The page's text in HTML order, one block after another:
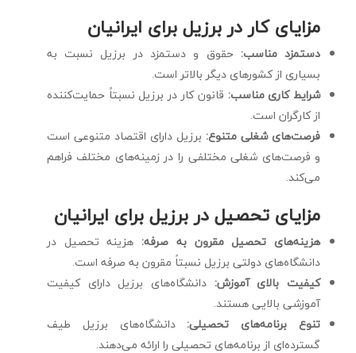
مزایای کار در برزیل برای ایرانیان
دستمزد مناسب: حقوق و دستمزد در برزیل نسبت به
بسیاری از کشورهای دیگر بالاتر است.
شرایط کاری مناسب: قانون کار در برزیل نسبتاً حمایت‌کننده
از کارگران است.
فرصت‌های شغلی متنوع: برزیل دارای اقتصاد متنوعی است
و فرصت‌های شغلی مختلفی را در زمینه‌های مختلف فراهم
می‌کند.
مزایای تحصیل در برزیل برای ایرانیان
هزینه‌های تحصیل مقرون به صرفه: هزینه تحصیل در
دانشگاه‌های دولتی برزیل نسبتاً مقرون به صرفه است.
کیفیت بالای آموزش: دانشگاه‌های برزیل دارای کیفیت
آموزشی بالایی هستند.
تنوع برنامه‌های تحصیلی: دانشگاه‌های برزیل طیف
گسترده‌ای از برنامه‌های تحصیلی را ارائه می‌دهند.